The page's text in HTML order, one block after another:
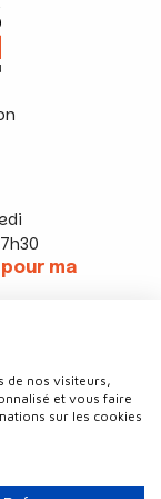
ma
de nos visiteurs,
et vous faire
sur les cookies